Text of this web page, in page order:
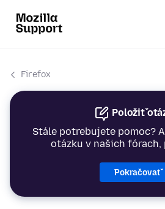
Firefox
Položiť
Stále potrebujete pomoc?
otázku v našich fórach,
Pokračovať